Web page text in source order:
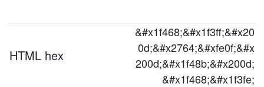
HTML hex
&#x1f468;&#x1f3ff;&#x20
0d;&#x2764;&#xfe0f;&#x
200d;&#x1f48b;&#x200d;
&#x1f468;&#x1f3fe;